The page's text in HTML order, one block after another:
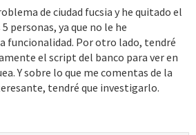
del medio, también se bloquea el
con lo de los trenes, pero si no
problema jajaja.
de ciudad fucsia y he quitado el
personas, ya que no le he
funcionalidad. Por otro lado, tendré
el script del banco para ver en
Y sobre lo que me comentas de la
tendré que investigarlo.